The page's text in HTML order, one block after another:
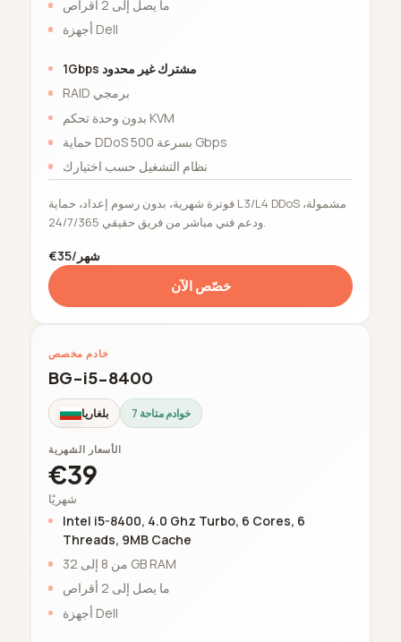
ما يصل إلى 2 أقراص
أجهزة Dell
1Gbps مشترك غير محدود
RAID برمجي
بدون وحدة تحكم KVM
حماية DDoS بسرعة 500 Gbps
نظام التشغيل حسب اختيارك
فوترة شهرية، بدون رسوم إعداد، حماية L3/L4 DDoS مشمولة،
ودعم فني مباشر من فريق حقيقي 24/7/365.
€35/شهر
خصّص الآن
خادم مخصص
BG-i5-8400
بلغاريا 7 خوادم متاحة
الأسعار الشهرية
€39
شهريًا
Intel i5-8400, 4.0 Ghz Turbo, 6 Cores, 6
Threads, 9MB Cache
من 8 إلى 32 GB RAM
ما يصل إلى 2 أقراص
أجهزة Dell